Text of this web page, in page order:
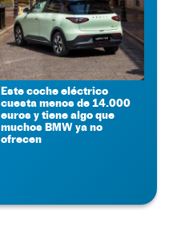
Este coche eléctrico
cuesta menos de 14.000
euros y tiene algo que
muchos BMW ya no
ofrecen